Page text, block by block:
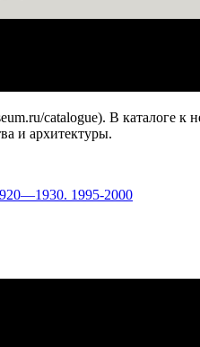
catalogue). В каталоге
и архитектуры.
1995-2000